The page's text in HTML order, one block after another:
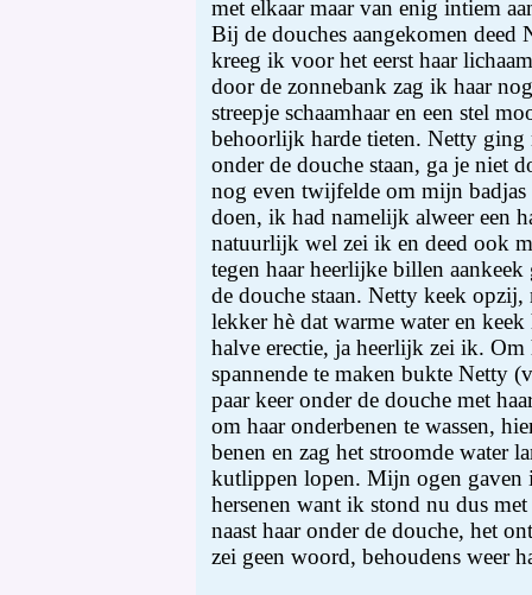
met elkaar maar van enig intiem
Bij de douches aangekomen deed
kreeg ik voor het eerst haar
door de zonnebank zag ik haar
streepje schaamhaar en een stel
behoorlijk harde tieten. Netty ging
onder de douche staan, ga je niet
nog even twijfelde om mijn
doen, ik had namelijk alweer een
natuurlijk wel zei ik en deed ook
tegen haar heerlijke billen
de douche staan. Netty keek
lekker hè dat warme water en
halve erectie, ja heerlijk zei ik. Om
spannende te maken bukte Netty
paar keer onder de douche met
om haar onderbenen te wassen,
benen en zag het stroomde water
kutlippen lopen. Mijn ogen gaven
hersenen want ik stond nu dus
naast haar onder de douche, het
zei geen woord, behoudens weer